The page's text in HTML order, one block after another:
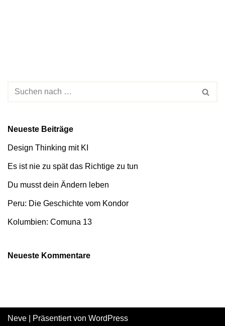
Neueste Beiträge
Design Thinking mit KI
Es ist nie zu spät das Richtige zu tun
Du musst dein Ändern leben
Peru: Die Geschichte vom Kondor
Kolumbien: Comuna 13
Neueste Kommentare
Neve | Präsentiert von WordPress